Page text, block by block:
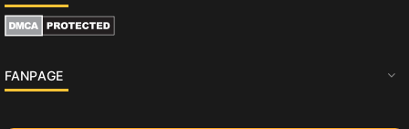
FANPAGE